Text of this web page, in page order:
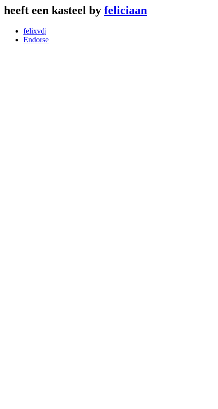
heeft een kasteel by feliciaan
felixvdj
Endorse